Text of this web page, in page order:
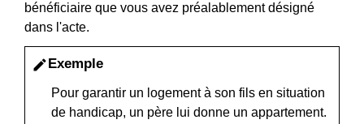
bénéficiaire que vous avez préalablement désigné
dans l'acte.
edit Exemple
Pour garantir un logement à son fils en situation
de handicap, un père lui donne un appartement.